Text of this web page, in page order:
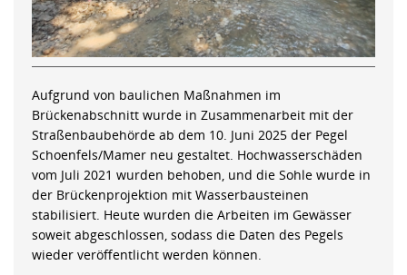
Aufgrund von baulichen Maßnahmen im
Brückenabschnitt wurde in Zusammenarbeit mit der
Straßenbaubehörde ab dem 10. Juni 2025 der Pegel
Schoenfels/Mamer neu gestaltet. Hochwasserschäden
vom Juli 2021 wurden behoben, und die Sohle wurde in
der Brückenprojektion mit Wasserbausteinen
stabilisiert. Heute wurden die Arbeiten im Gewässer
soweit abgeschlossen, sodass die Daten des Pegels
wieder veröffentlicht werden können.